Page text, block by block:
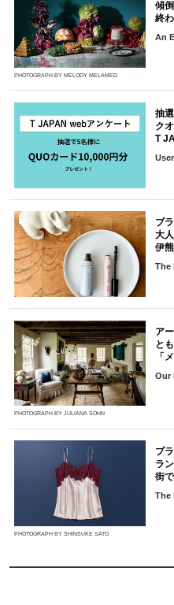
PHOTOGRAPH BY MELODY MELAMED
傾
終
An
抽
ク
T
ブ
大
伊
The
PHOTOGRAPH BY JULIANA SOHN
ア
と
「
Our
PHOTOGRAPH BY SHINSUKE SATO
プ
ラ
街
The